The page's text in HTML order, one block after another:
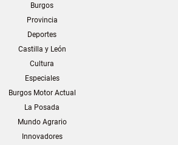
Burgos
Provincia
Deportes
Castilla y León
Cultura
Especiales
Burgos Motor Actual
La Posada
Mundo Agrario
Innovadores